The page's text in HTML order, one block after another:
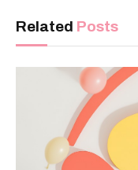
Related Posts